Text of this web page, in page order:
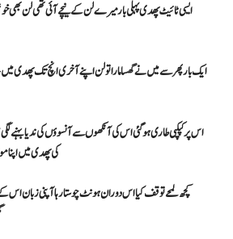
ایسی ٹائیٹ پھدی پہلی بار میرے لن کے نیچے آئی تھی لن بھی
ایک بار پھر سے میں نے گھسا مارا تو لن اپنے آخری انچ تک پھدی میں جا
اس پر کپکپی طاری ہو گئی اس کی آنکھوں سے آنسوؤں کی ندیا
کی پھدی میں
کچھ لمحے توقف کیا اس دوران ہونٹ چوستا رہا آپنی زبان اس